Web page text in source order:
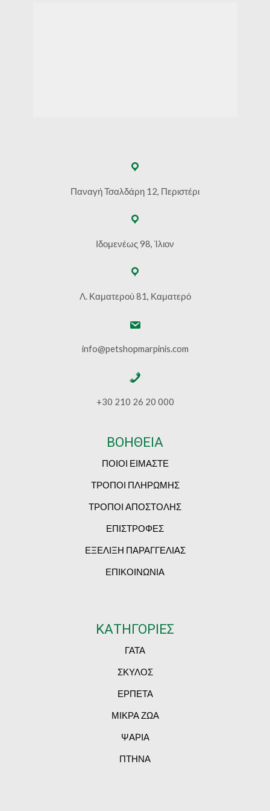
Παναγή Τσαλδάρη 12, Περιστέρι
Ιδομενέως 98, Ίλιον
Λ. Καματερού 81, Καματερό
info@petshopmarpinis.com
+30 210 26 20 000
ΒΟΗΘΕΙΑ
ΠΟΙΟΙ ΕΙΜΑΣΤΕ
ΤΡΟΠΟΙ ΠΛΗΡΩΜΗΣ
ΤΡΟΠΟΙ ΑΠΟΣΤΟΛΗΣ
ΕΠΙΣΤΡΟΦΕΣ
ΕΞΕΛΙΞΗ ΠΑΡΑΓΓΕΛΙΑΣ
ΕΠΙΚΟΙΝΩΝΙΑ
ΚΑΤΗΓΟΡΙΕΣ
ΓΑΤΑ
ΣΚΥΛΟΣ
ΕΡΠΕΤΑ
ΜΙΚΡΑ ΖΩΑ
ΨΑΡΙΑ
ΠΤΗΝΑ